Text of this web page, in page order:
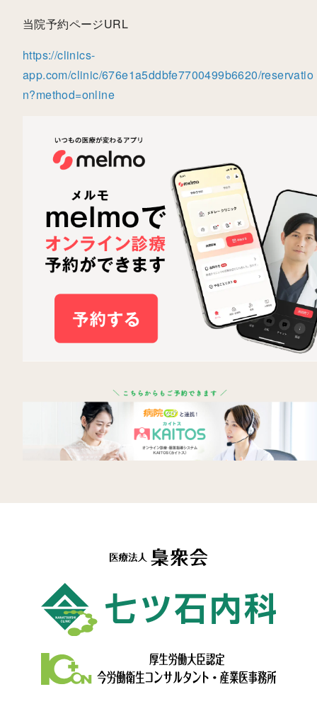
当院予約ページURL
https://clinics-
app.com/clinic/676e1a5ddbfe7700499b6620/reservatio
n?method=online